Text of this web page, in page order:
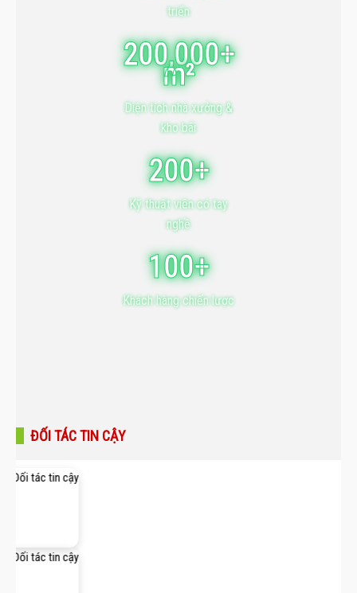
triển
200,000+
m²
Diện tích nhà xưởng &
kho bãi
200+
Kỹ thuật viên có tay
nghề
100+
Khách hàng chiến lược
ĐỐI TÁC TIN CẬY